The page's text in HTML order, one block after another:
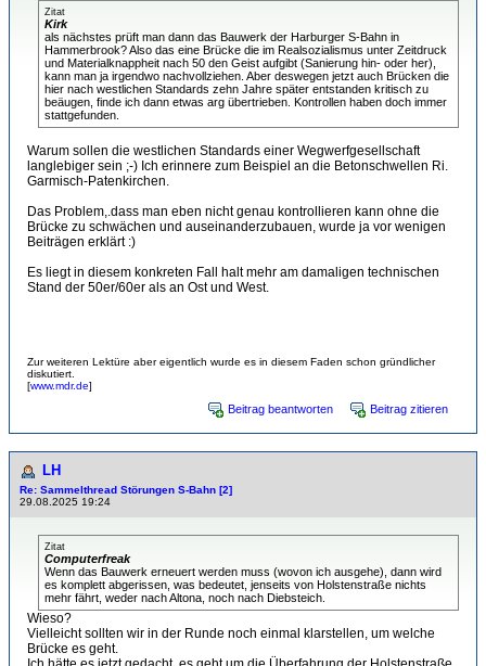
Zitat
Kirk
als nächstes prüft man dann das Bauwerk der Harburger S-Bahn in
Hammerbrook? Also das eine Brücke die im Realsozialismus unter Zeitdruck
und Materialknappheit nach 50 den Geist aufgibt (Sanierung hin- oder her),
kann man ja irgendwo nachvollziehen. Aber deswegen jetzt auch Brücken die
hier nach westlichen Standards zehn Jahre später entstanden kritisch zu
beäugen, finde ich dann etwas arg übertrieben. Kontrollen haben doch immer
stattgefunden.
Warum sollen die westlichen Standards einer Wegwerfgesellschaft
langlebiger sein ;-) Ich erinnere zum Beispiel an die Betonschwellen Ri.
Garmisch-Patenkirchen.
Das Problem,.dass man eben nicht genau kontrollieren kann ohne die
Brücke zu schwächen und auseinanderzubauen, wurde ja vor wenigen
Beiträgen erklärt :)
Es liegt in diesem konkreten Fall halt mehr am damaligen technischen
Stand der 50er/60er als an Ost und West.
Zur weiteren Lektüre aber eigentlich wurde es in diesem Faden schon gründlicher
diskutiert.
[www.mdr.de]
Beitrag beantworten Beitrag zitieren
LH
Re: Sammelthread Störungen S-Bahn [2]
29.08.2025 19:24
Zitat
Computerfreak
Wenn das Bauwerk erneuert werden muss (wovon ich ausgehe), dann wird
es komplett abgerissen, was bedeutet, jenseits von Holstenstraße nichts
mehr fährt, weder nach Altona, noch nach Diebsteich.
Wieso?
Vielleicht sollten wir in der Runde noch einmal klarstellen, um welche
Brücke es geht.